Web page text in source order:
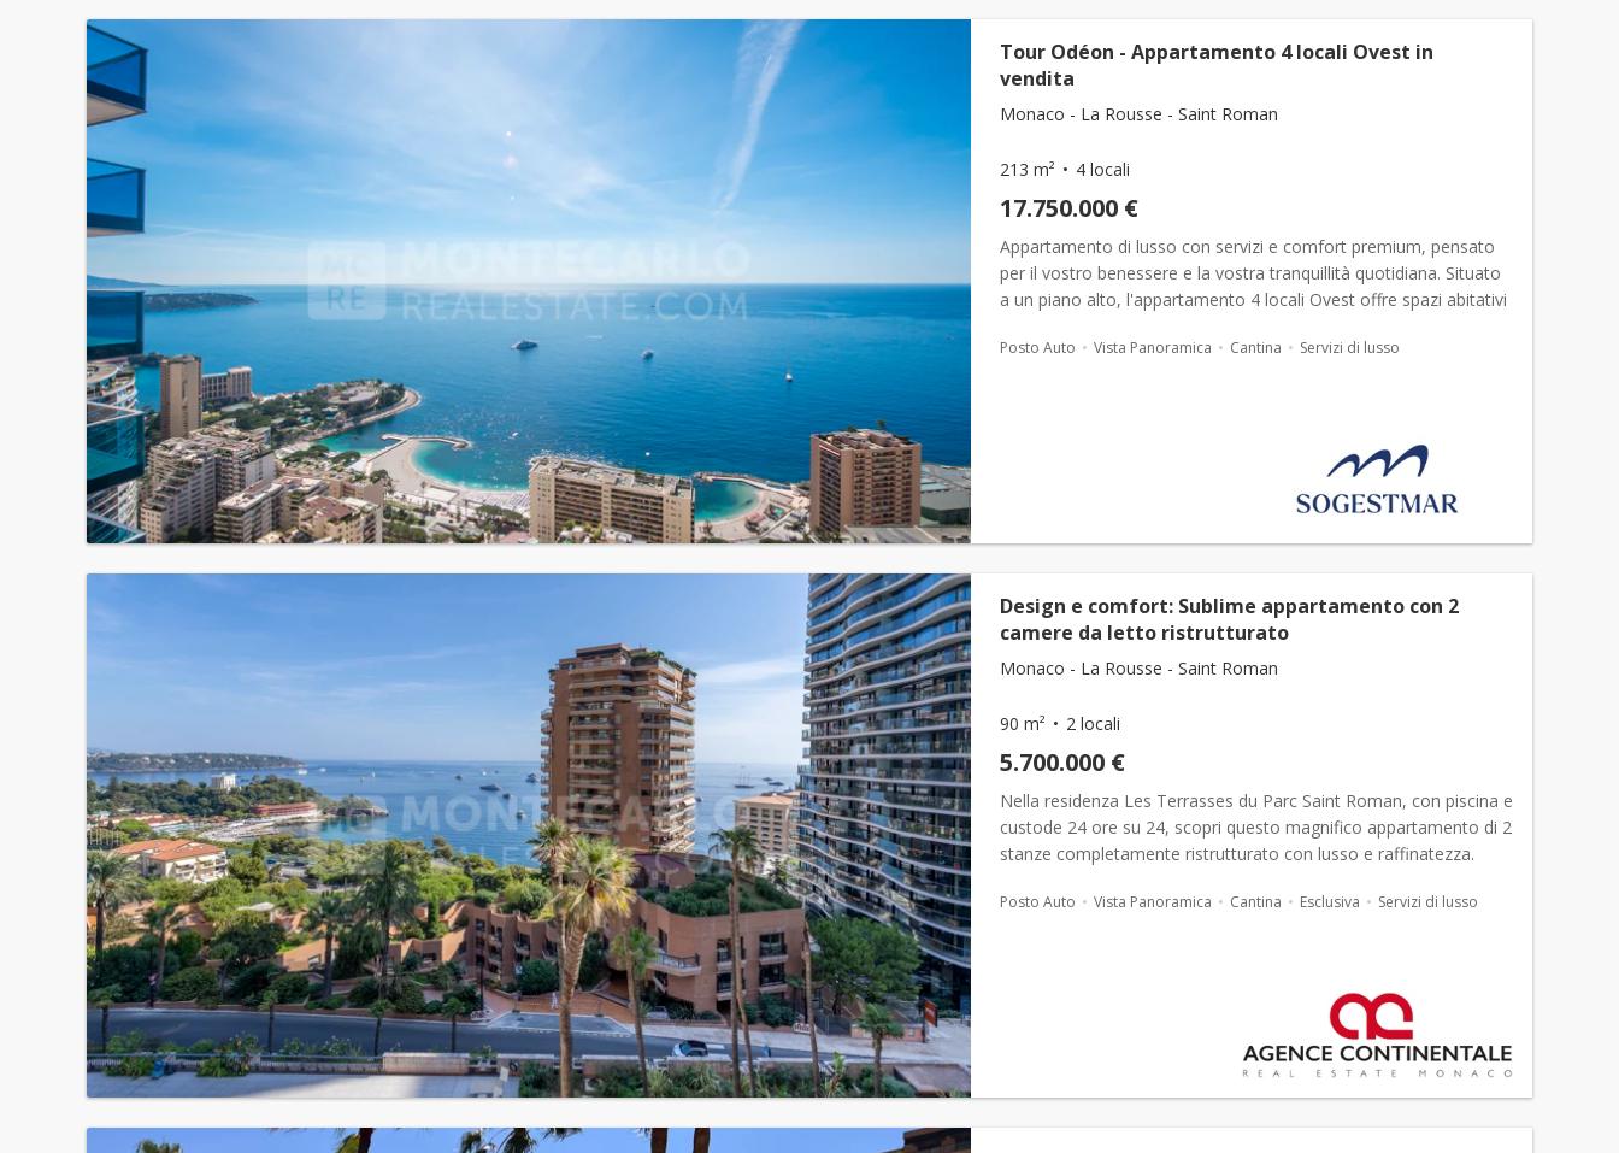
Tour Odéon - Appartamento 4 locali Ovest in
vendita
Monaco - La Rousse - Saint Roman
213 m² 4 locali
17.750.000 €
Appartamento di lusso con servizi e comfort premium, pensato
per il vostro benessere e la vostra tranquillità quotidiana. Situato
a un piano alto, l'appartamento 4 locali Ovest offre spazi abitativi
Posto Auto Vista Panoramica Cantina Servizi di lusso
Design e comfort: Sublime appartamento con 2
camere da letto ristrutturato
Monaco - La Rousse - Saint Roman
90 m² 2 locali
5.700.000 €
Nella residenza Les Terrasses du Parc Saint Roman, con piscina e
custode 24 ore su 24, scopri questo magnifico appartamento di 2
stanze completamente ristrutturato con lusso e raffinatezza.
Posto Auto Vista Panoramica Cantina Esclusiva Servizi di lusso